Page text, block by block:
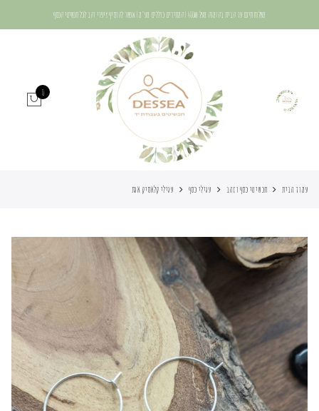
משלוח חינם עד הבית בהזמנה מעל 400₪ | המחירים כוללים מע"מ | אפשר להוסיף ציפוי זהב לכל תכשיטי הכסף
0
עמוד הבית תכשיטי כסף וזהב עגילי כסף עגילי קלאסיק אגת